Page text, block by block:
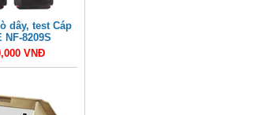
dây, test Cáp
NF-8209S
VNĐ